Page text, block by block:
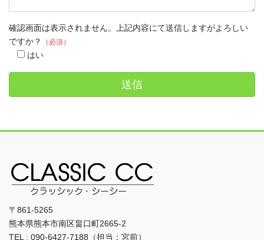
確認画面は表示されません。上記内容にて送信しますがよろしい
ですか？
（必須）
はい
〒861-5265
熊本県熊本市南区畠口町2665-2
TEL : 090-6427-7188（担当：宮前）